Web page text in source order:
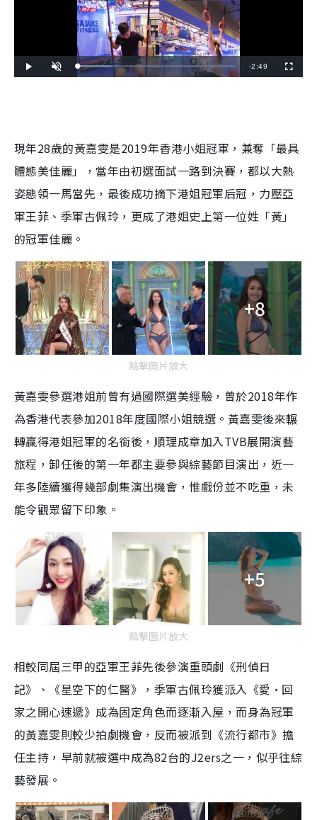
l
n
L
o
2
%
R
i
n
n
i
m
-2:49
u
現年28歲的黃嘉雯是2019年香港小姐冠軍，兼奪「最具
體態美佳麗」，當年由初選面試一路到決賽，都以大熱
姿態領一馬當先，最後成功摘下港姐冠軍后冠，力壓亞
軍王菲、季軍古佩玲，更成了港姐史上第一位姓「黃」
的冠軍佳麗。
+8
點擊圖片放大
黃嘉雯參選港姐前曾有過國際選美經驗，曾於2018年作
為香港代表參加2018年度國際小姐競選。黃嘉雯後來輾
轉贏得港姐冠軍的名銜後，順理成章加入TVB展開演藝
旅程，卸任後的第一年都主要參與綜藝節目演出，近一
年多陸續獲得幾部劇集演出機會，惟戲份並不吃重，未
能令觀眾留下印象。
+5
點擊圖片放大
相較同屆三甲的亞軍王菲先後參演重頭劇《刑偵日
記》、《星空下的仁醫》，季軍古佩玲獲派入《愛·回
家之開心速遞》成為固定角色而逐漸入屋，而身為冠軍
的黃嘉雯則較少拍劇機會，反而被派到《流行都市》擔
任主持，早前就被選中成為82台的J2ers之一，似乎往綜
藝發展。